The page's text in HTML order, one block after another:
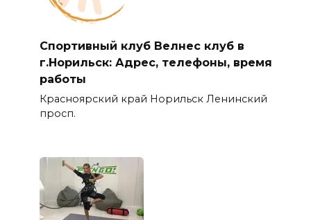
Спортивный клуб Велнес клуб в
г.Норильск: Адрес, телефоны, время
работы
Красноярский край Норильск Ленинский
просп.